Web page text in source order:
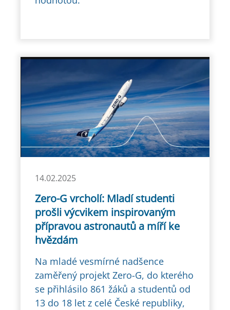
14.02.2025
Zero-G vrcholí: Mladí studenti
prošli výcvikem inspirovaným
přípravou astronautů a míří ke
hvězdám
Na mladé vesmírné nadšence
zaměřený projekt Zero-G, do kterého
se přihlásilo 861 žáků a studentů od
13 do 18 let z celé České republiky,